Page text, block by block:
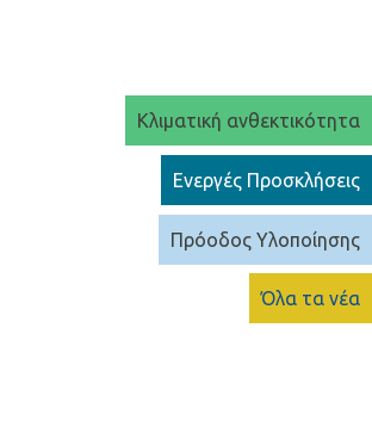
Κλιματική ανθεκτικότητα
Ενεργές Προσκλήσεις
Πρόοδος Υλοποίησης
Όλα τα νέα